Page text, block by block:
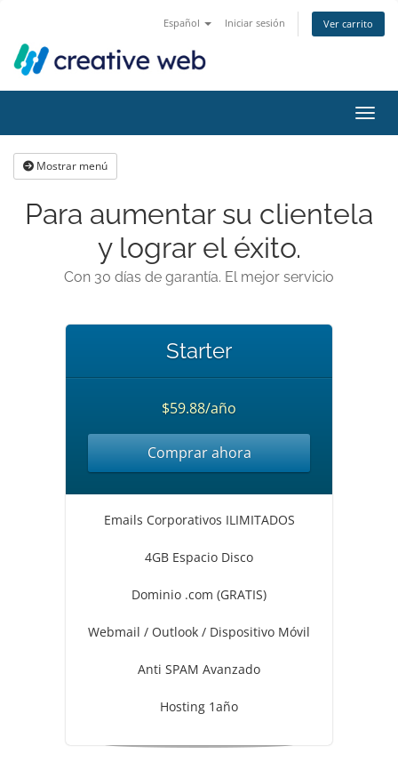
Español Iniciar sesión Ver carrito
Mostrar menú
Para aumentar su clientela
y lograr el éxito.
Con 30 días de garantía. El mejor servicio
Starter
$59.88/año
Comprar ahora
Emails Corporativos ILIMITADOS
4GB Espacio Disco
Dominio .com (GRATIS)
Webmail / Outlook / Dispositivo Móvil
Anti SPAM Avanzado
Hosting 1año